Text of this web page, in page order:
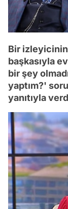
Bir izleyicinin
başkasıyla
bir şey
yaptım?'
yanıtıyla